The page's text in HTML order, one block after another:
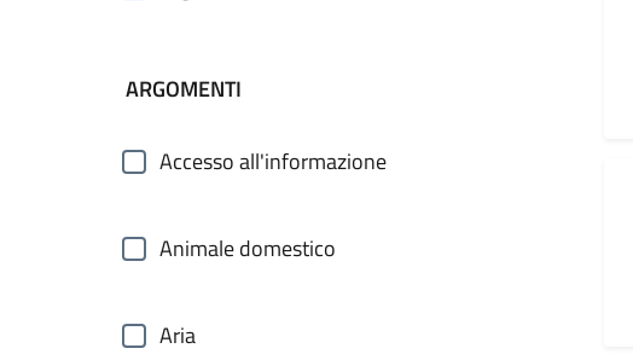
ARGOMENTI
Accesso all'informazione
Animale domestico
Aria